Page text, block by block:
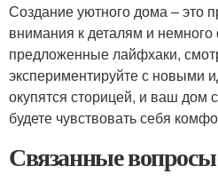
Создание уютного дома – это
внимания к деталям и
предложенные лайфхаки,
экспериментируйте с новыми
окупятся сторицей, и ваш дом
будете чувствовать себя
Связанные